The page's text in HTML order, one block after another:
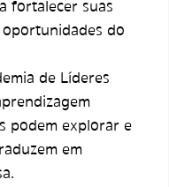
fortalecer suas
do
de Líderes
podem explorar e
em